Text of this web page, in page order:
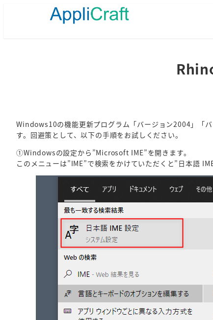
Windows10の機能更新プログラム「バージョン2004」「
す。回避策として、以下の手順をお試しください。
①Windowsの設定から”Microsoft IME”を開きます。
このメニューは”IME”で検索をかけていただくと”日本語